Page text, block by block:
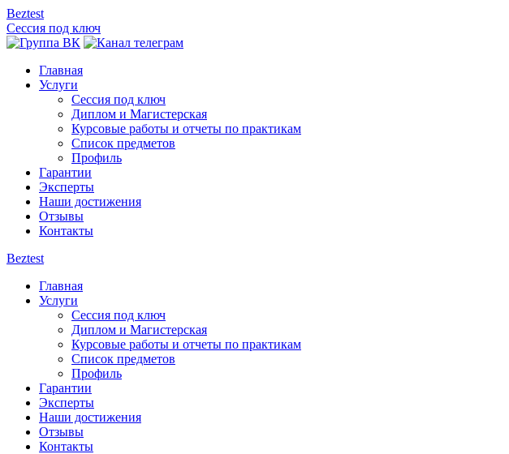
Beztest
Сессия под ключ
Главная
Услуги
Сессия под ключ
Диплом и Магистерская
Курсовые работы и отчеты по практикам
Список предметов
Профиль
Гарантии
Эксперты
Наши достижения
Отзывы
Контакты
Beztest
Главная
Услуги
Сессия под ключ
Диплом и Магистерская
Курсовые работы и отчеты по практикам
Список предметов
Профиль
Гарантии
Эксперты
Наши достижения
Отзывы
Контакты